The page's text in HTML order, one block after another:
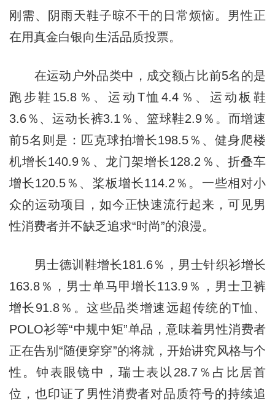
刚需、阴雨天鞋子晾不干的日常烦恼。男性正
在用真金白银向生活品质投票。
在运动户外品类中，成交额占比前5名的是
跑步鞋15.8％、运动T恤4.4％、运动板鞋
3.6％、运动长裤3.1％、篮球鞋2.9％。而增速
前5名则是：匹克球拍增长198.5％、健身爬楼
机增长140.9％、龙门架增长128.2％、折叠车
增长120.5％、桨板增长114.2％。一些相对小
众的运动项目，如今正快速流行起来，可见男
性消费者并不缺乏追求“时尚”的浪漫。
男士德训鞋增长181.6％，男士针织衫增长
163.8％，男士单马甲增长113.9％，男士卫裤
增长91.8％。这些品类增速远超传统的T恤、
POLO衫等“中规中矩”单品，意味着男性消费者
正在告别“随便穿穿”的将就，开始讲究风格与个
性。钟表眼镜中，瑞士表以28.7％占比居首
位，也印证了男性消费者对品质符号的持续追